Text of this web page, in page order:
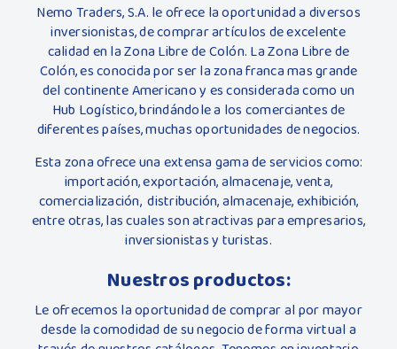
Nemo Traders, S.A. le ofrece la oportunidad a diversos
inversionistas, de comprar artículos de excelente
calidad en la Zona Libre de Colón. La Zona Libre de
Colón, es conocida por ser la zona franca mas grande
del continente Americano y es considerada como un
Hub Logístico, brindándole a los comerciantes de
diferentes países, muchas oportunidades de negocios.
Esta zona ofrece una extensa gama de servicios como:
importación, exportación, almacenaje, venta,
comercialización, distribución, almacenaje, exhibición,
entre otras, las cuales son atractivas para empresarios,
inversionistas y turistas.
Nuestros productos:
Le ofrecemos la oportunidad de comprar al por mayor
desde la comodidad de su negocio de forma virtual a